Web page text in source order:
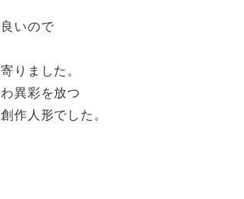
いので
りました。
異彩を放つ
作人形でした。